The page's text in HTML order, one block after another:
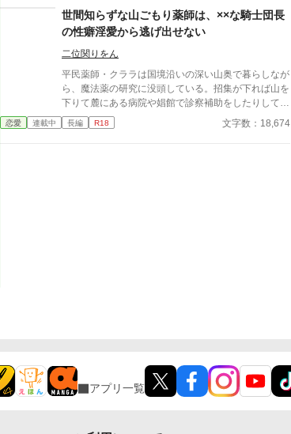
世間知らずな山ごもり薬師は、××な騎士団長
の性癖淫愛から逃げ出せない
二位関りをん
平民薬師・クララは国境沿いの深い山奥で暮らしなが
ら、魔法薬の研究に没頭している。招集が下れば山を
下りて麓にある病院や娼館で診察補助をしたりしてい
るが、世間知らずなのに変わりはない。 ある日、山
の中で倒れている男性を発見。彼はなんと騎士団長・
恋愛 連載中 長編 R18 文字数：18,674
アプリ一覧